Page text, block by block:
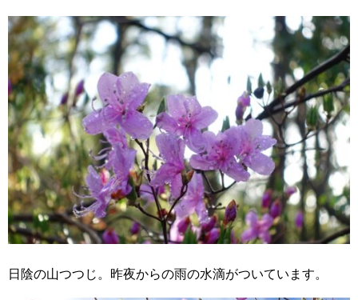
日陰の山つつじ。昨夜からの雨の水滴がついています。